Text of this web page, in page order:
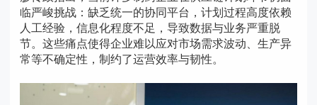
临严峻挑战：缺乏统一的协同平台，计划过程高度依赖
人工经验，信息化程度不足，导致数据与业务严重脱
节。这些痛点使得企业难以应对市场需求波动、生产异
常等不确定性，制约了运营效率与韧性。